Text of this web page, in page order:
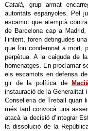
Català,
grup armat
autoritats espanyoles. Pel
escamot que atemptà
de Barcelona cap a
l’intent, foren detingudes
que fou condemnat a mort,
perpètua. A la caiguda de
homenatges. En proclamar-
els escamots en defensa
gir de la política de
instauració de la Generalitat
Conselleria de Treball quan
més tard convocà una
atacà la decisió d’integrar
la dissolució de la